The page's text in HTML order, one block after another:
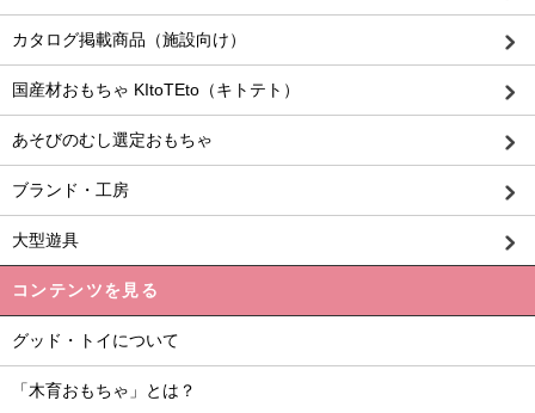
カタログ掲載商品（施設向け）
国産材おもちゃ KItoTEto（キトテト）
あそびのむし選定おもちゃ
ブランド・工房
大型遊具
コンテンツを見る
グッド・トイについて
「木育おもちゃ」とは？